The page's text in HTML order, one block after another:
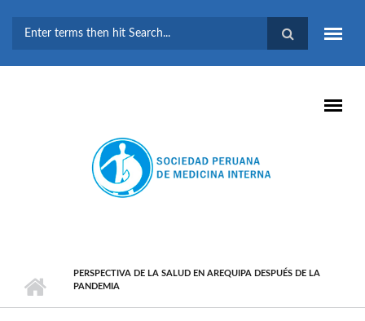
BÚSQUEDA
PERSPECTIVA DE LA SALUD EN AREQUIPA DESPUÉS DE LA
PANDEMIA